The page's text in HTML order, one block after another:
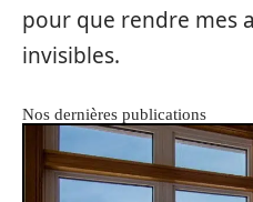
pour que rendre mes
invisibles.
Nos dernières publications